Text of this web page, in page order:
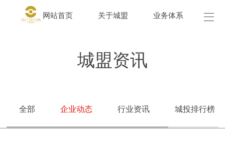
网站首页 关于城盟 业务体系 城
城盟资讯
全部 企业动态 行业资讯 城投排行榜